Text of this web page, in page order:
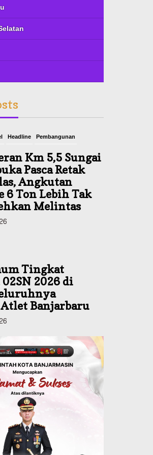
Headline Pembangunan
Km 5,5 Sungai
Pasca Retak
Angkutan
6 Ton Lebih Tak
Melintas
Tingkat
2026 di
Banjarbaru
& Keuangan
2027 Banjarbaru
Miliar,
1,2 Triliun
Triliun, Tutup
dari SiLPA